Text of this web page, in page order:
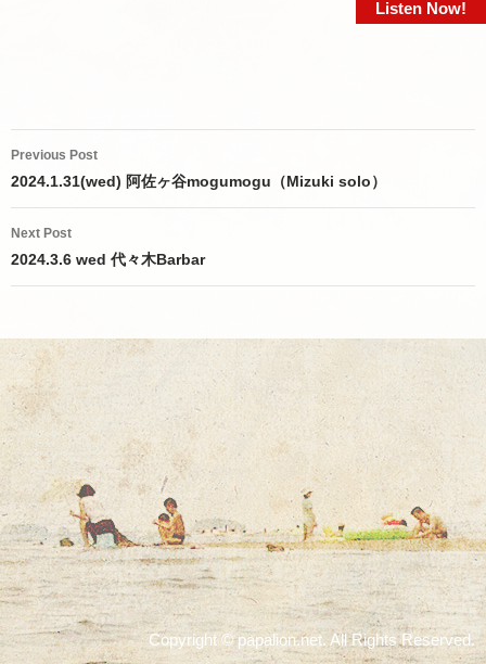
Post
navigation
Previous Post
2024.1.31(wed) 阿佐ヶ谷mogumogu（Mizuki solo）
Next Post
2024.3.6 wed 代々木Barbar
Copyright © papalion.net. All Rights Reserved.
Listen Now!